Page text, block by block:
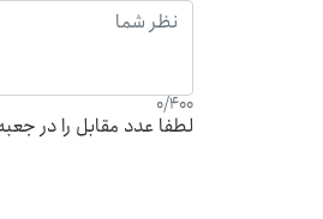
0/400
لطفا عدد مقابل را در